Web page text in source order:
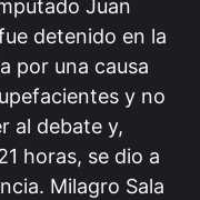
Juan
detenido en la
por una causa
y no
al debate y,
horas, se dio a
Milagro Sala